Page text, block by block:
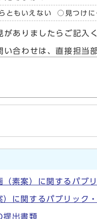
ともいえない 見つけ
ありましたらご記入
い合わせは、直接担
素案）に関するパブ
に関するパブリック
提出書類